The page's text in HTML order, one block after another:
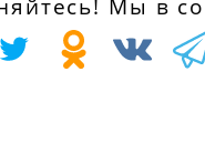
Мы в